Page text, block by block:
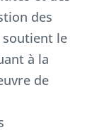
des
le
à la
de